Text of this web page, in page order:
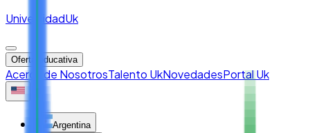
UniversidadUk
Oferta educativa
Acerca de NosotrosTalento UkNovedadesPortal Uk
Argentina